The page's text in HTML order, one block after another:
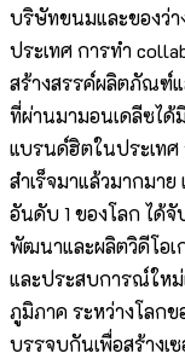
บริษัทขนมและของว่า
ประเทศ การทำ
สร้างสรรค์ผลิตภัณฑ์
ที่ผ่านมามอนเดลีซไ
แบรนด์ฮิตในประเท
สำเร็จมาแล้วมากมา
อันดับ 1 ของโลก ได้
พัฒนาและผลิตวิดีโอเ
และประสบการณ์ให
ภูมิภาค ระหว่างโลก
บรรจบกันเพื่อสร้างเ